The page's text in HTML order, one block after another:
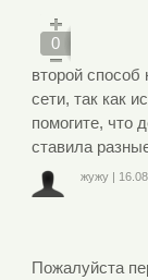
0
второй
сети, так как
помогите, что
ставила
жужу |
Пожалуйста